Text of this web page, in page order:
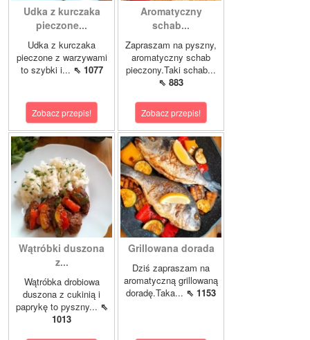
Udka z kurczaka
pieczone...
Udka z kurczaka
pieczone z warzywami
to szybki i... ⇖ 1077
Zobacz przepis!
Aromatyczny
schab...
Zapraszam na pyszny,
aromatyczny schab
pieczony.Taki schab...
⇖ 883
Zobacz przepis!
Wątróbki duszona
z...
Wątróbka drobiowa
duszona z cukinią i
paprykę to pyszny... ⇖
1013
Grillowana dorada
Dziś zapraszam na
aromatyczną grillowaną
doradę.Taka... ⇖ 1153